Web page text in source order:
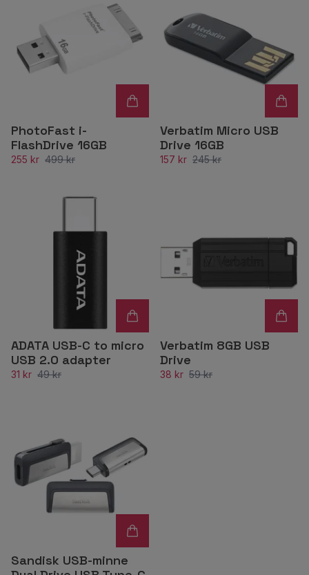
PhotoFast i-
FlashDrive 16GB
255 kr 499 kr
Verbatim Micro USB
Drive 16GB
157 kr 245 kr
ADATA USB-C to micro
USB 2.0 adapter
31 kr 49 kr
Verbatim 8GB USB
Drive
38 kr 59 kr
Sandisk USB-minne